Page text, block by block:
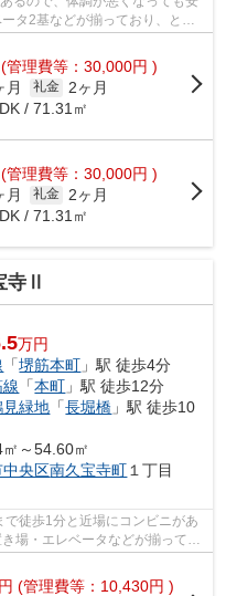
タ2基などが揃っており、とて
(管理費等：30,000円 )
月 礼金
2ヶ月
/ 71.31㎡
(管理費等：30,000円 )
月 礼金
2ヶ月
/ 71.31㎡
寺Ⅱ
万円
「堺筋本町 」駅 徒歩4分
「本町 」駅 徒歩12分
緑地 「長堀橋 」駅 徒歩10
～54.60㎡
中央区南久宝寺町１丁目
徒歩1分と近場にコンビニがあ
場・エレベータなどが揃ってお
円 (管理費等：10,430円 )